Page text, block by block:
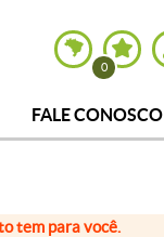
0
FALE CONOSCO
tem para você.